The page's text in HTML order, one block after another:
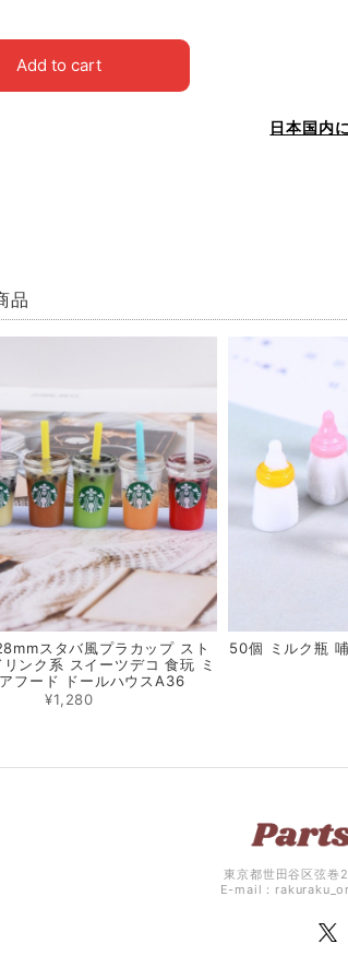
Add to cart
日本国内
品
スタバ風プラカップ スト
ンク系 スイーツデコ 食玩 ミ
フード ドールハウスA36
¥1,280
50個 ミルク瓶
東京都世田谷区弦巻
E-mail：